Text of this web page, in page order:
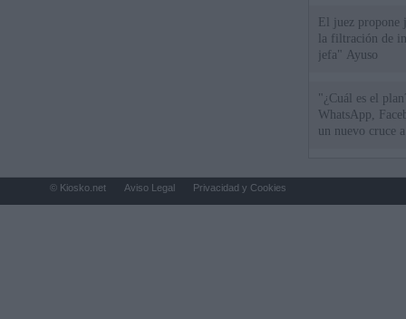
El juez propone
la filtración de
jefa" Ayuso
"¿Cuál es el
WhatsApp,
un nuevo cruce
© Kiosko.net Aviso Legal Privacidad y Cookies